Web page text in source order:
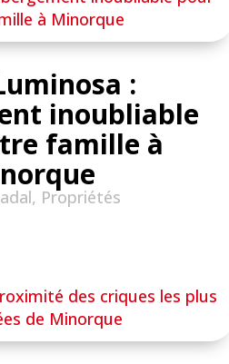
:
inoubliable
famille à
, Propriétés